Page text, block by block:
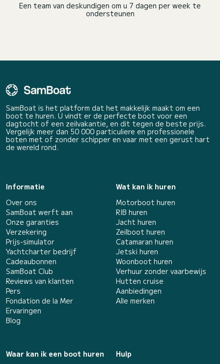
Een team van deskundigen om u 7 dagen per week te
ondersteunen
SamBoat is het platform dat het makkelijk maakt om een
boot te huren. U vindt er de perfecte boot voor een
dagtocht of een zeilvakantie, en dit tegen de beste prijs.
Vergelijk meer dan 50 000 particuliere en professionele
boten met of zonder schipper en vaar met een gerust hart
de wereld rond.
Informatie
Over ons
SamBoat werft aan
Onze garanties
Verzekering
Prijs-simulator
Yachtcharter bedrijf
Cadeaubonnen
SamBoat Club
Reviews van klanten
Pers
Fondation de la Mer
Ervaringen
Blog
Wat kan ik huren
Motorboot huren
RIB huren
Jacht huren
Zeilboot huren
Catamaran huren
Jetski huren
Woonboot huren
Verhuur zonder vaarbewijs
Hutten cruise
Aanbiedingen
Alle merken
Waar kan ik een boot huren
Hulp